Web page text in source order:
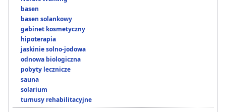
basen
basen solankowy
gabinet kosmetyczny
hipoterapia
jaskinie solno-jodowa
odnowa biologiczna
pobyty lecznicze
sauna
solarium
turnusy rehabilitacyjne